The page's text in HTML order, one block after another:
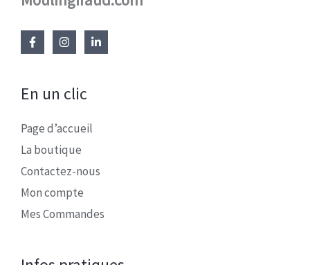
En un clic
Page d’accueil
La boutique
Contactez-nous
Mon compte
Mes Commandes